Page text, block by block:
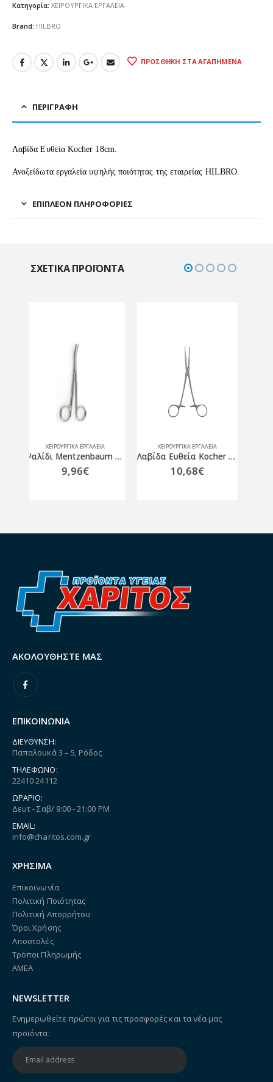
Κατηγορία: ΧΕΙΡΟΥΡΓΙΚΑ ΕΡΓΑΛΕΙΑ
Brand: HILBRO
ΠΡΟΣΘΉΚΗ ΣΤΑ ΑΓΑΠΗΜΈΝΑ
ΠΕΡΙΓΡΑΦΉ
Λαβίδα Ευθεία Kocher 18cm.
Ανοξείδωτα εργαλεία υψηλής ποιότητας της εταιρείας HILBRO.
ΕΠΙΠΛΈΟΝ ΠΛΗΡΟΦΟΡΊΕΣ
ΣΧΕΤΙΚΆ ΠΡΟΪΌΝΤΑ
ΧΕΙΡΟΥΡΓΙΚΑ ΕΡΓΑΛΕΙΑ
10,68
ΧΕΙΡΟΥΡΓΙΚΑ ΕΡΓΑΛΕΙΑ
Ψαλίδι Γαζών Lister 18cm
13,39
ΑΚΟΛΟΥΘΉΣΤΕ ΜΑΣ
ΕΠΙΚΟΙΝΩΝΙΑ
ΔΙΕΎΘΥΝΣΗ:
Παπαλουκά 3 – 5, Ρόδος
ΤΗΛΈΦΩΝΟ:
22410 24112
ΩΡΆΡΙΟ:
Δευτ - Σαβ/ 9:00 - 21:00 PM
EMAIL:
info@charitos.com.gr
ΧΡΗΣΙΜΑ
Επικοινωνία
Πολιτική Ποιότητας
Πολιτική Απορρήτου
Όροι Χρήσης
Αποστολές
Τρόποι Πληρωμής
ΑΜΕΑ
NEWSLETTER
Ενημερωθείτε πρώτοι για τις προσφορές και τα νέα μας
προϊόντα: